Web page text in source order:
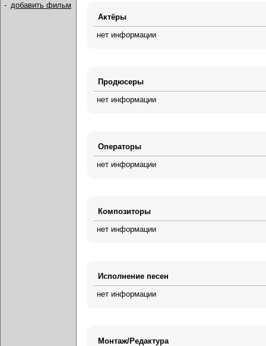
- добавить фильм
Актёры
нет информации
Продюсеры
нет информации
Операторы
нет информации
Композиторы
нет информации
Исполнение песен
нет информации
Монтаж/Редактура